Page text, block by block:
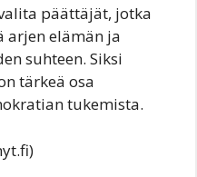
päättäjät, jotka
arjen elämän ja
suhteen. Siksi
tärkeä osa
tukemista.